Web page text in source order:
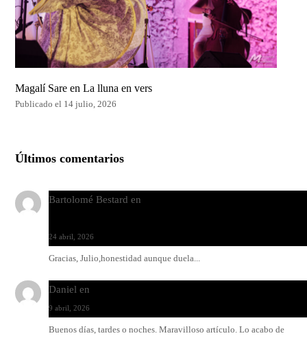
Magalí Sare en La lluna en vers
Publicado el 14 julio, 2026
Últimos comentarios
Bartolomé Bestard en
24 abril, 2026
Gracias, Julio,honestidad aunque duela...
Daniel en
9 abril, 2026
Buenos días, tardes o noches. Maravilloso artículo. Lo acabo de